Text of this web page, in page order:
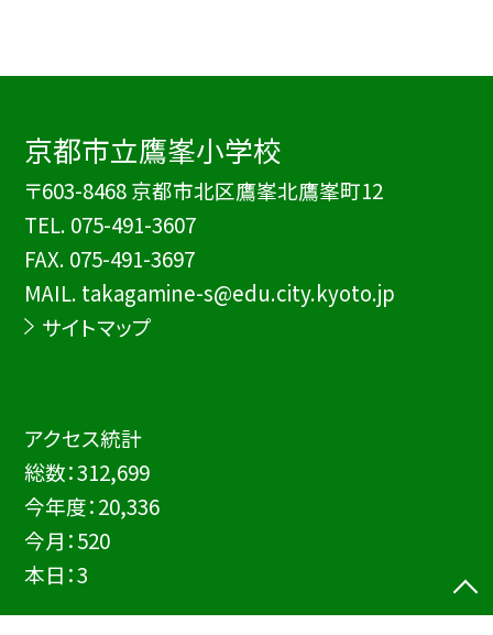
京都市立鷹峯小学校
〒603-8468 京都市北区鷹峯北鷹峯町12
TEL. 075-491-3607
FAX. 075-491-3697
MAIL. takagamine-s@edu.city.kyoto.jp
サイトマップ
アクセス統計
総数：312,699
今年度：20,336
今月：520
本日：3